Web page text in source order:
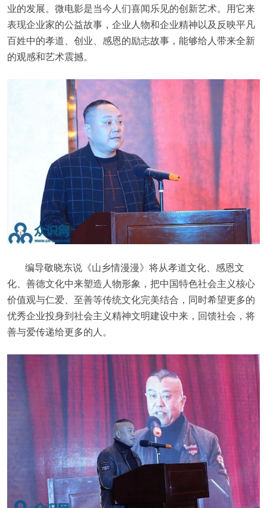
业的发展。微电影是当今人们喜闻乐见的创新艺术。用它来
表现企业家的公益故事，企业人物和企业精神以及反映平凡
百姓中的孝道、创业、感恩的励志故事，能够给人带来全新
的观感和艺术震撼。
编导敬晓东说《山乡情漫漫》将从孝道文化、感恩文
化、善德文化中来塑造人物形象，把中国特色社会主义核心
价值观与仁爱、至善等传统文化完美结合，同时希望更多的
优秀企业投身到社会主义精神文明建设中来，回馈社会，将
善与爱传递给更多的人。